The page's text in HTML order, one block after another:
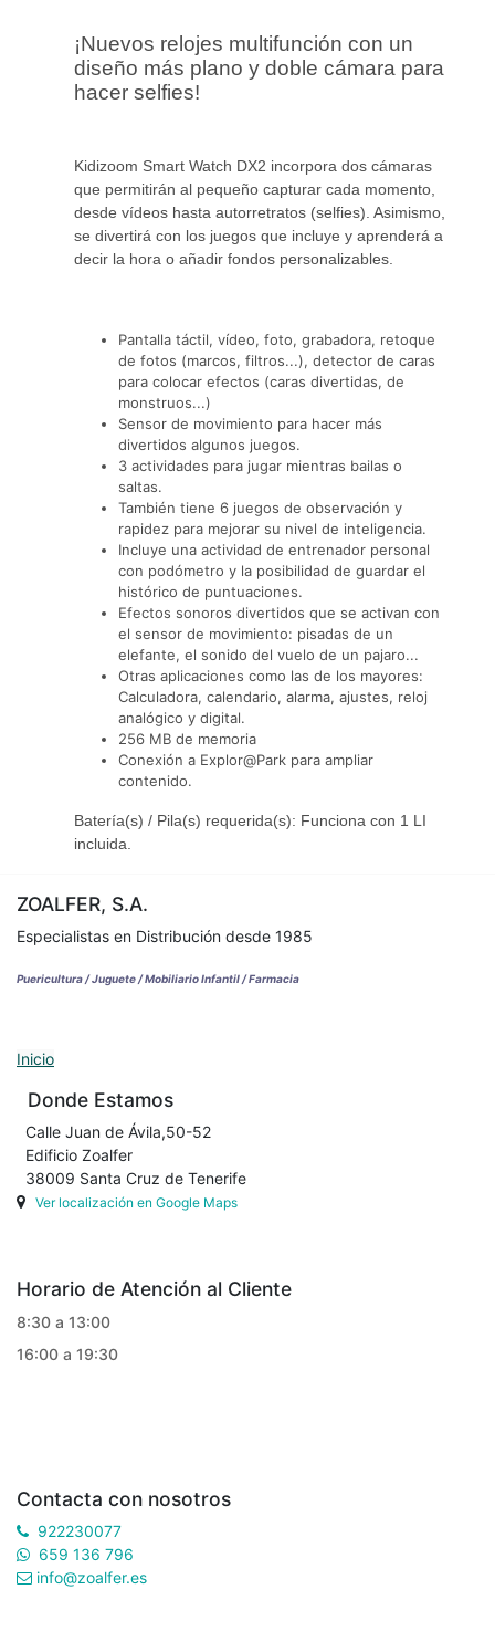
¡Nuevos relojes multifunción con un
diseño más plano y doble cámara para
hacer selfies!
Kidizoom Smart Watch DX2 incorpora dos cámaras
que permitirán al pequeño capturar cada momento,
desde vídeos hasta autorretratos (selfies). Asimismo,
se divertirá con los juegos que incluye y aprenderá a
decir la hora o añadir fondos personalizables.
Pantalla táctil, vídeo, foto, grabadora, retoque
de fotos (marcos, filtros...), detector de caras
para colocar efectos (caras divertidas, de
monstruos...)
Sensor de movimiento para hacer más
divertidos algunos juegos.
3 actividades para jugar mientras bailas o
saltas.
También tiene 6 juegos de observación y
rapidez para mejorar su nivel de inteligencia.
Incluye una actividad de entrenador personal
con podómetro y la posibilidad de guardar el
histórico de puntuaciones.
Efectos sonoros divertidos que se activan con
el sensor de movimiento: pisadas de un
elefante, el sonido del vuelo de un pajaro...
Otras aplicaciones como las de los mayores:
Calculadora, calendario, alarma, ajustes, reloj
analógico y digital.
256 MB de memoria
Conexión a Explor@Park para ampliar
contenido.
Batería(s) / Pila(s) requerida(s): Funciona con 1 LI
incluida.
ZOALFER, S.A.
Especialistas en Distribución desde 1985
Puericultura / Juguete / Mobiliario Infantil / Farmacia
Inicio
Donde Estamos
Calle Juan de Ávila,50-52
Edificio Zoalfer
38009 Santa Cruz de Tenerife
Ver localización en Google Maps
Horario de Atención al Cliente
8:30 a 13:00
16:00 a 19:30
Contacta con nosotros
922230077
659 136 796
info@zoalfer.es